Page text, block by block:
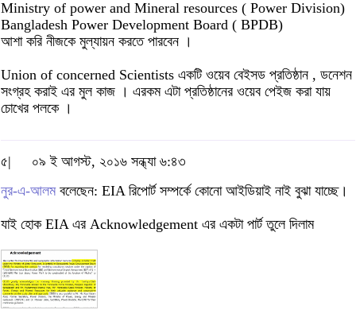
Ministry of power and Mineral resources ( Power Division)
Bangladesh Power Development Board ( BPDB)
আশা করি নীজকে মুল্যায়ন করতে পারবেন ।
Union of concerned Scientists একটি ওয়েব বেইসড প্রতিষ্ঠান , ডনেশন
সংগ্রহ করাই এর মুল কাজ । এরকম এটা প্রতিষ্ঠানের ওয়েব পেইজ করা যায়
চোখের পলকে ।
৫|
০৯ ই আগস্ট, ২০১৬ সন্ধ্যা ৬:৪৩
নুর-এ-আলমবলেছেন: EIA রিপোর্ট সম্পর্কে কোনো আইডিয়াই নাই বুঝা যাচ্ছে।
যাই হোক EIA এর Acknowledgement এর একটা পার্ট তুলে দিলাম